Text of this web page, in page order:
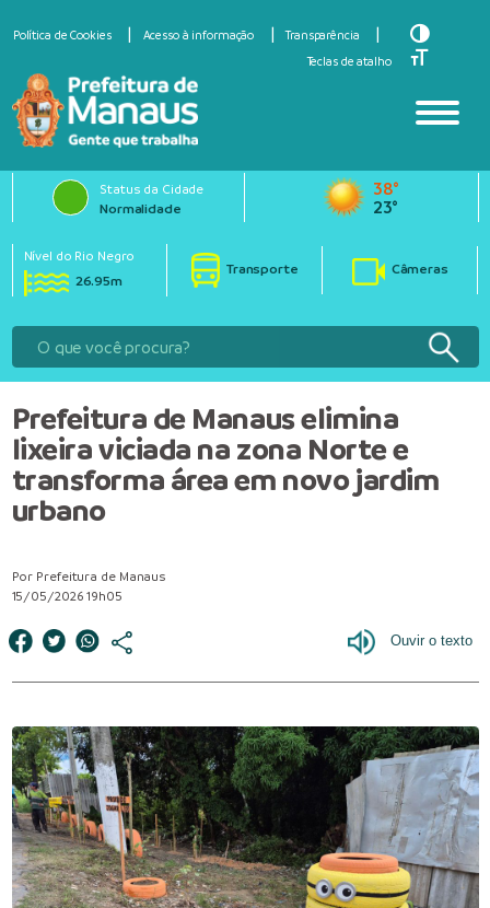
Política de Cookies Acesso à informação
Transparência
Teclas de atalho
Toggle
Toggle
Status da Cidade
Normalidade
38°
23°
Nível do Rio Negro
26.95m
Transporte Câmeras
Prefeitura de Manaus elimina
lixeira viciada na zona Norte e
transforma área em novo jardim
urbano
Por Prefeitura de Manaus
15/05/2026 19h05